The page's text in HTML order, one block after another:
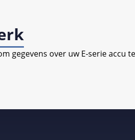
gegevens over uw E-serie accu